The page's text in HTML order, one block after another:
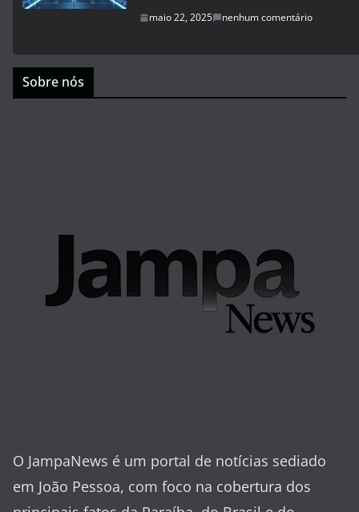
maio 22, 2025 nenhum comentário
Sobre nós
O JampaNews é um portal de notícias sediado
em João Pessoa, com foco na cobertura dos